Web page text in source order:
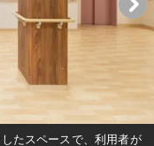
たスペースで、利用者が